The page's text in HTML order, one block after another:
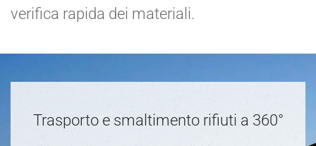
verifica rapida dei materiali.
Trasporto e smaltimento rifiuti a 360°